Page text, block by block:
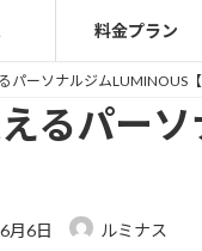
料金プラン
パーソナルジムLUMINOUS
るパー
月6日 ルミナス